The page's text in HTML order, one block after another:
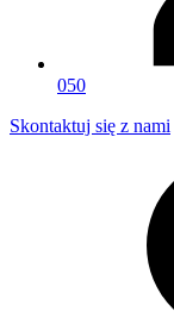
050
Skontaktuj się z nami